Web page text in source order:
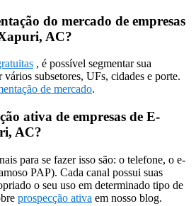
do mercado de empresas
AC?
, é possível segmentar sua
subsetores, UFs, cidades e porte.
de mercado.
ativa de empresas de E-
AC?
para se fazer isso são: o telefone, o e-
PAP). Cada canal possui suas
o seu uso em determinado tipo de
prospecção ativa em nosso blog.